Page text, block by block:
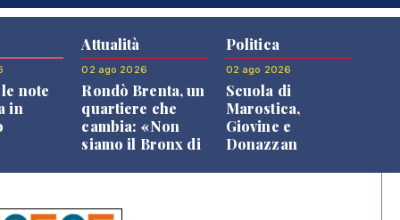
note
in
Attualità
02 ago 2026
Rondò Brenta, un
quartiere che
cambia: «Non
siamo il Bronx di
Politica
02 ago 2026
Scuola di
Marostica,
Giovine e
Donazzan